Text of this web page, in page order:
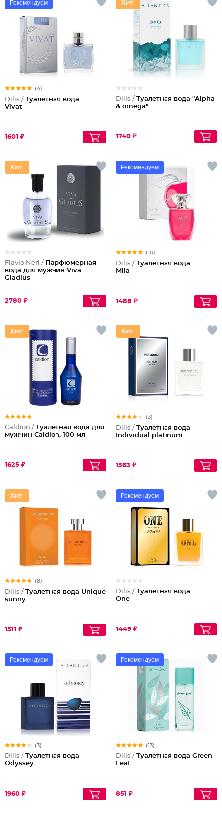
Рекомендуем
(4)
Dilis /
Туалетная вода
Vivat
1601 ₽
Dilis /
Туалетная вода "Alpha
& omega"
1740 ₽
Flavio Neri /
Парфюмерная
вода для мужчин Viva
Gladius
2780 ₽
Рекомендуем
(10)
Dilis /
Туалетная вода
Mila
1488 ₽
Caldion /
Туалетная вода для
мужчин Caldion, 100 мл
1625 ₽
(3)
Dilis /
Туалетная вода
Individual platinum
1563 ₽
(8)
Dilis /
Туалетная вода Unique
sunny
1511 ₽
Рекомендуем
Dilis /
Туалетная вода
One
1449 ₽
Рекомендуем
(3)
Dilis /
Туалетная вода
Odyssey
1960 ₽
Рекомендуем
(13)
Dilis /
Туалетная вода Green
Leaf
851 ₽